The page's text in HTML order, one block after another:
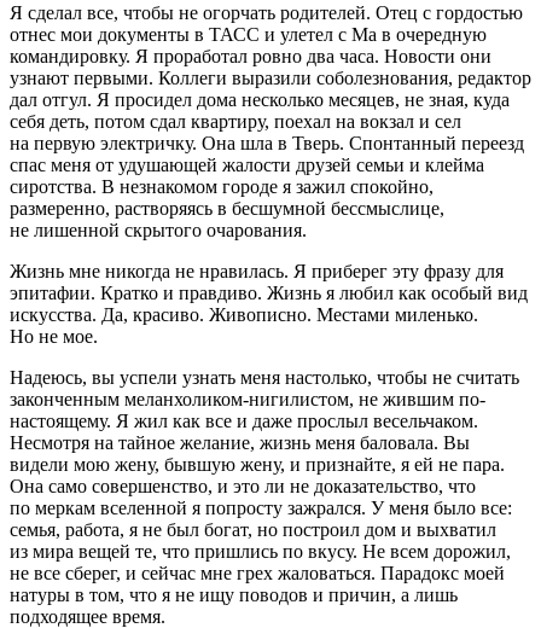
Я сделал все, чтобы не огорчать родителей. Отец с гордостью
отнес мои документы в ТАСС и улетел с Ма в очередную
командировку. Я проработал ровно два часа. Новости они
узнают первыми. Коллеги выразили соболезнования, редактор
дал отгул. Я просидел дома несколько месяцев, не зная, куда
себя деть, потом сдал квартиру, поехал на вокзал и сел
на первую электричку. Она шла в Тверь. Спонтанный переезд
спас меня от удушающей жалости друзей семьи и клейма
сиротства. В незнакомом городе я зажил спокойно,
размеренно, растворяясь в бесшумной бессмыслице,
не лишенной скрытого очарования.
Жизнь мне никогда не нравилась. Я приберег эту фразу для
эпитафии. Кратко и правдиво. Жизнь я любил как особый вид
искусства. Да, красиво. Живописно. Местами миленько.
Но не мое.
Надеюсь, вы успели узнать меня настолько, чтобы не считать
законченным меланхоликом-нигилистом, не жившим по-
настоящему. Я жил как все и даже прослыл весельчаком.
Несмотря на тайное желание, жизнь меня баловала. Вы
видели мою жену, бывшую жену, и признайте, я ей не пара.
Она само совершенство, и это ли не доказательство, что
по меркам вселенной я попросту зажрался. У меня было все:
семья, работа, я не был богат, но построил дом и выхватил
из мира вещей те, что пришлись по вкусу. Не всем дорожил,
не все сберег, и сейчас мне грех жаловаться. Парадокс моей
натуры в том, что я не ищу поводов и причин, а лишь
подходящее время.